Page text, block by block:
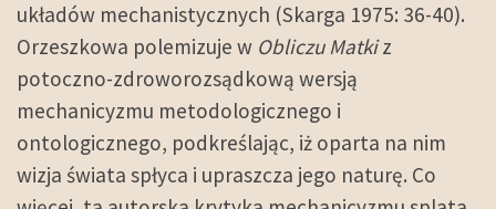
układów mechanistycznych (Skarga 1975: 36-40).
Orzeszkowa polemizuje w Obliczu Matkiz
potoczno-zdroworozsądkową wersją
mechanicyzmu metodologicznego i
ontologicznego, podkreślając, iż oparta na nim
wizja świata spłyca i upraszcza jego naturę. Co